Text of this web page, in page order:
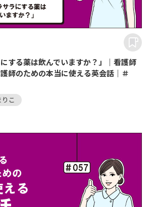
にする薬は飲んでいますか？」｜看護師
師のための本当に使える英会話｜＃
こ